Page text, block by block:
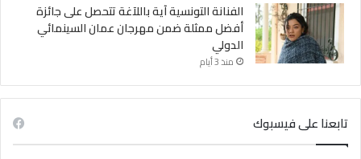
الفنانة التونسية آية باللآغة تتحصل على جائزة
أفضل ممثلة ضمن مهرجان عمان السينمائي
الدولي
منذ 3 أيام
تابعنا على فيسبوك